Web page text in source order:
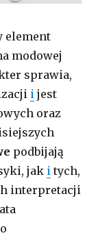
element
modowej
sprawia,
i jest
oraz
podbijają
jak i tych,
interpretacji